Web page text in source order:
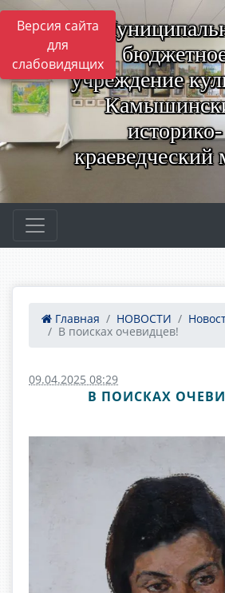
Версия сайта
для
слабовидящих
учреждение
историко-
краеведческий
Главная НОВОСТИ
В поисках очевидцев!
09.04.2025 08:29
В ПОИСКАХ